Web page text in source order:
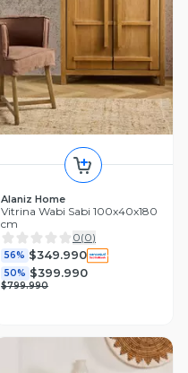
Alaniz Home
Vitrina Wabi Sabi 100x40x180
cm
0(0)
56% $349.990
50% $399.990
$799.990